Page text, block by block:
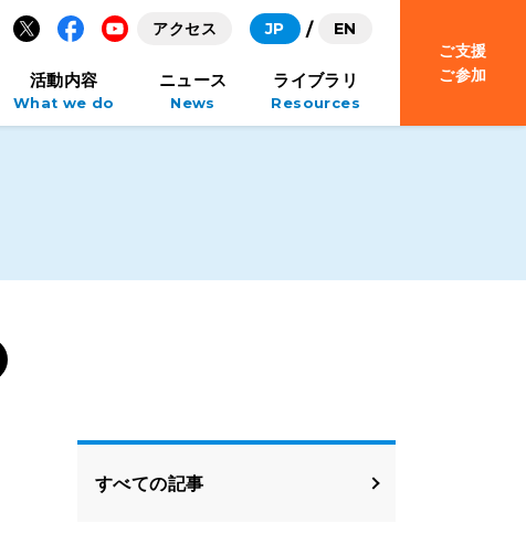
アクセス EN
JP
活動内容
What we do
ニュース
News
ライブラリ
Resources
ご支援
ご参加
すべての記事